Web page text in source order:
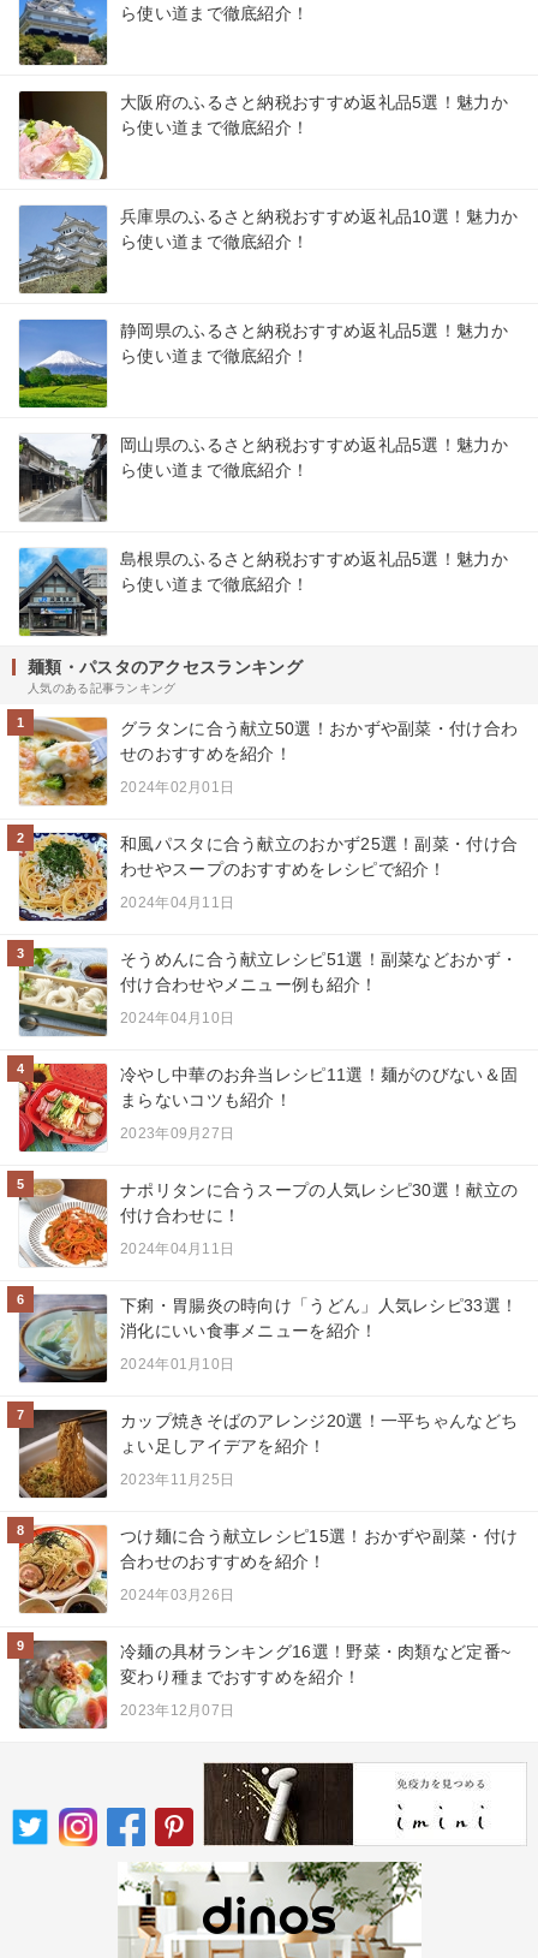
ら使い道まで徹底紹介！
大阪府のふるさと納税おすすめ返礼品5選！魅力か
ら使い道まで徹底紹介！
兵庫県のふるさと納税おすすめ返礼品10選！魅力か
ら使い道まで徹底紹介！
静岡県のふるさと納税おすすめ返礼品5選！魅力か
ら使い道まで徹底紹介！
岡山県のふるさと納税おすすめ返礼品5選！魅力か
ら使い道まで徹底紹介！
島根県のふるさと納税おすすめ返礼品5選！魅力か
ら使い道まで徹底紹介！
麺類・パスタのアクセスランキング
人気のある記事ランキング
1
グラタンに合う献立50選！おかずや副菜・付け合わ
せのおすすめを紹介！
2024年02月01日
2
和風パスタに合う献立のおかず25選！副菜・付け合
わせやスープのおすすめをレシピで紹介！
2024年04月11日
3
そうめんに合う献立レシピ51選！副菜などおかず・
付け合わせやメニュー例も紹介！
2024年04月10日
4
冷やし中華のお弁当レシピ11選！麺がのびない＆固
まらないコツも紹介！
2023年09月27日
5
ナポリタンに合うスープの人気レシピ30選！献立の
付け合わせに！
2024年04月11日
6
下痢・胃腸炎の時向け「うどん」人気レシピ33選！
消化にいい食事メニューを紹介！
2024年01月10日
7
カップ焼きそばのアレンジ20選！一平ちゃんなどち
ょい足しアイデアを紹介！
2023年11月25日
8
つけ麺に合う献立レシピ15選！おかずや副菜・付け
合わせのおすすめを紹介！
2024年03月26日
9
冷麺の具材ランキング16選！野菜・肉類など定番~
変わり種までおすすめを紹介！
2023年12月07日